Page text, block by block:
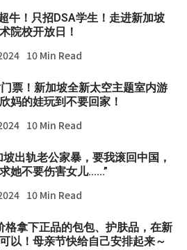
牛！只招DSA学生！走进新加坡
院校开放日！
10 Min Read
票！新加坡全新太空主题室内游
妈的娃玩到不要回家！
10 Min Read
坡出轨老公家暴，要我滚回中国，
她不要伤害女儿……”
10 Min Read
格拿下正品的包包、护肤品，在新
以！母亲节快给自己安排起来～